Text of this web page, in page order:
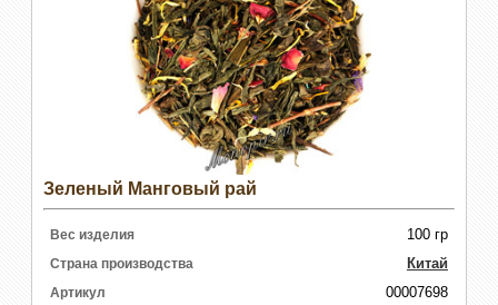
Зеленый Манговый рай
Вес изделия 100 гр
Страна производства Китай
Артикул 00007698